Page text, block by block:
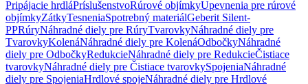
Pripájacie hrdláPríslušenstvoRúrové objímkyUpevnenia pre rúrové
objímkyZátkyTesneniaSpotrebný materiálGeberit Silent-
PPRúryNáhradné diely pre RúryTvarovkyNáhradné diely pre
TvarovkyKolenáNáhradné diely pre KolenáOdbočkyNáhradné
diely pre OdbočkyRedukcieNáhradné diely pre RedukcieČistiace
tvarovkyNáhradné diely pre Čistiace tvarovkySpojeniaNáhradné
diely pre SpojeniaHrdlové spojeNáhradné diely pre Hrdlové